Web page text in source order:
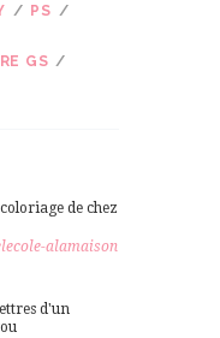
PS
GS
de chez
alamaison
d'un